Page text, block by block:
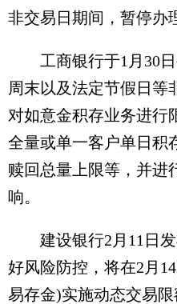
非交易日期间，暂停办
工商银行于1月30日
周末以及法定节假日等
对如意金积存业务进行
全量或单一客户单日积
赎回总量上限等，并进
响。
建设银行2月11日发
好风险防控，将在2月
易存金)实施动态交易